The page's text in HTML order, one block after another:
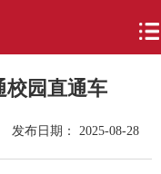
校园直通车
发布日期： 2025-08-28